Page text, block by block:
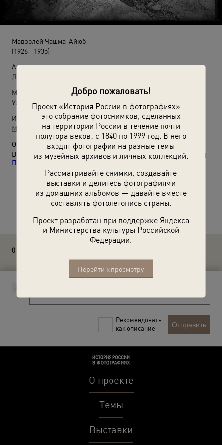
Добро пожаловать!
Проект «История России в фотографиях» —
это собрание фотоснимков, сделанных
на территории России в течение почти
полутора веков: с 1840 по 1999 год. В него
входят фотографии на разные темы
из музейных архивов и личных коллекций.
Рассматривайте снимки, создавайте
выставки и делитесь фотографиями
из домашних альбомов — давайте вместе
составлять фотолетопись страны.
Проект разработан при поддержке Яндекса
и Министерства культуры Российской
Федерации.
Перейти к просмотру
Мавзолей Чашма-Айюб
(1926 - 1935)
Автор:
Дмитрий Пожарищенский
Место съемки:
Узбекская ССР, г. Бухара
Источники:
МАММ / МДФ
О фотографии:
Выставка «Старая Бухара на фотографиях инженера Дмитрия
Пожарищенского»
с этой фотографией.
Расскажите друзьям об этом фото
0 комментариев
Рекомендовать
как описание
Отправить
О проекте
Темы
Выставки